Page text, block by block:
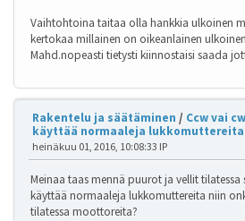
Vaihtohtoina taitaa olla hankkia ulkoinen
kertokaa millainen on oikeanlainen
Mahd.nopeasti tietysti kiinnostaisi saada
Rakentelu ja säätäminen / Ccw vai
käyttää normaaleja lukkomuttereita
heinäkuu 01, 2016, 10:08:33 IP
Meinaa taas mennä puurot ja vellit
käyttää normaaleja lukkomuttereita niin
tilatessa moottoreita?